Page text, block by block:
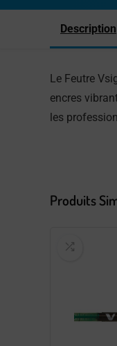
Description
Le Feutre
encres
les
Produits